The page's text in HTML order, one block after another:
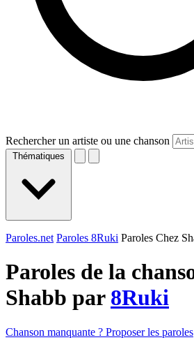
Rechercher un artiste ou une chanson
Thématiques
Paroles.net Paroles 8Ruki Paroles Chez
Paroles de la
Shabb par 8Ruki
Chanson manquante ? Proposer les paroles